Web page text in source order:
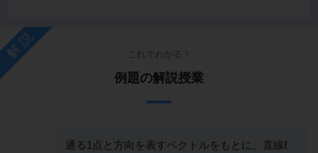
解説 これでわかる！
例題の解説授業
通る1点と方向を表すベクトルをもとに、直線ℓ